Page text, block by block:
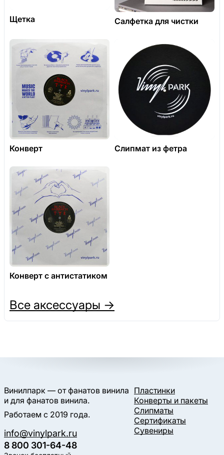
Щетка Салфетка для чистки
Конверт Слипмат из фетра
Конверт с антистатиком
Все аксессуары →
Винилпарк — от фанатов винила
и для фанатов винила.
Работаем с 2019 года.
info@vinylpark.ru
8 800 301-64-48
Пластинки
Конверты и пакеты
Слипматы
Сертификаты
Сувениры